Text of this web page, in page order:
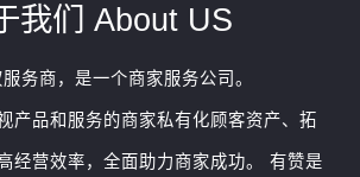
我们 About US
务商，是一个商家服务公司。
产品和服务的商家私有化顾客资产、拓
经营效率，全面助力商家成功。 有赞是